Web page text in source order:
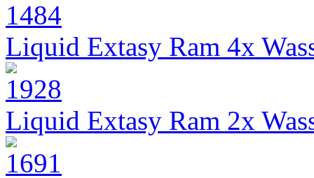
Liquid Extasy Ram 4x
Liquid Extasy Ram 2x